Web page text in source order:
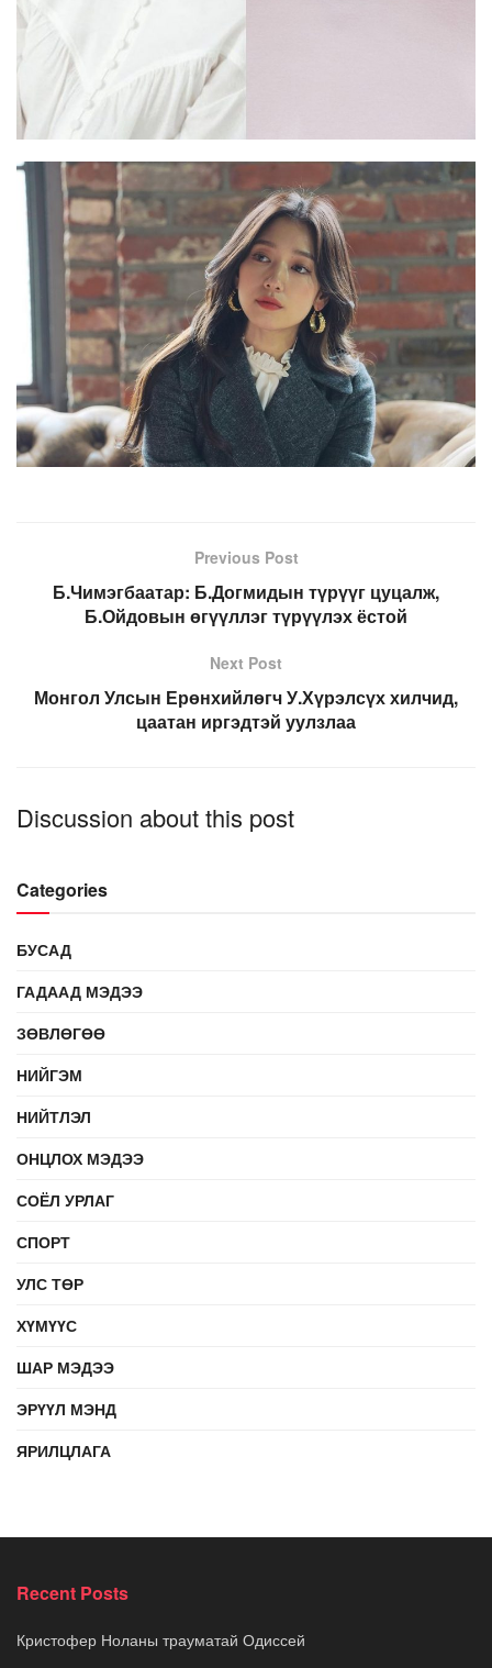
Previous Post
Б.Чимэгбаатар: Б.Догмидын түрүүг цуцалж,
Б.Ойдовын өгүүллэг түрүүлэх ёстой
Next Post
Монгол Улсын Ерөнхийлөгч У.Хүрэлсүх хилчид,
цаатан иргэдтэй уулзлаа
Discussion about this post
Categories
БУСАД
ГАДААД МЭДЭЭ
ЗӨВЛӨГӨӨ
НИЙГЭМ
НИЙТЛЭЛ
ОНЦЛОХ МЭДЭЭ
СОЁЛ УРЛАГ
СПОРТ
УЛС ТӨР
ХҮМҮҮС
ШАР МЭДЭЭ
ЭРҮҮЛ МЭНД
ЯРИЛЦЛАГА
Recent Posts
Кристофер Ноланы трауматай Одиссей